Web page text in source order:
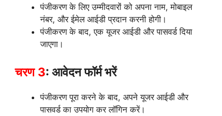
पंजीकरण के लिए उम्मीदवारों को अपना नाम, मोबाइल
नंबर, और ईमेल आईडी प्रदान करनी होगी।
पंजीकरण के बाद, एक यूजर आईडी और पासवर्ड दिया
जाएगा।
चरण 3: आवेदन फॉर्म भरें
पंजीकरण पूरा करने के बाद, अपने यूजर आईडी और
पासवर्ड का उपयोग कर लॉगिन करें।